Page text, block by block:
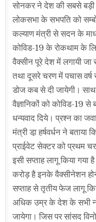
सोनकर ने देश की सबसे
लोकसभा के सभपति को
कल्याण मंत्री से सदन के
कोविड-19 के रोकथाम के लिये
वैक्सीन पूरे देश में लगायी
तथा दूसरे चरण में पचास
डोज कब से दी जायेगी।
वैज्ञानिकों को कोविड-19
धन्यवाद दिये। प्रश्न का
मंत्री डा़ हर्षवर्धन ने
प्राईवेट सेक्टर को प्रथम
इसी सप्ताह लागू किया गया
करोड़ है इनके वैक्सीनेशन
सप्ताह से तृतीय फेज लागू
अधिक उम्र के देश के सभी
जायेगा। जिस पर सांसद